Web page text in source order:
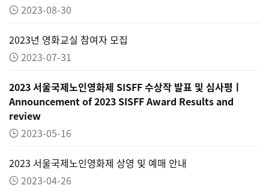
2023-08-30
2023년 영화교실 참여자 모집
2023-07-31
2023 서울국제노인영화제 SISFF 수상작 발표 및 심사평ㅣ
Announcement of 2023 SISFF Award Results and
review
2023-05-16
2023 서울국제노인영화제 상영 및 예매 안내
2023-04-26